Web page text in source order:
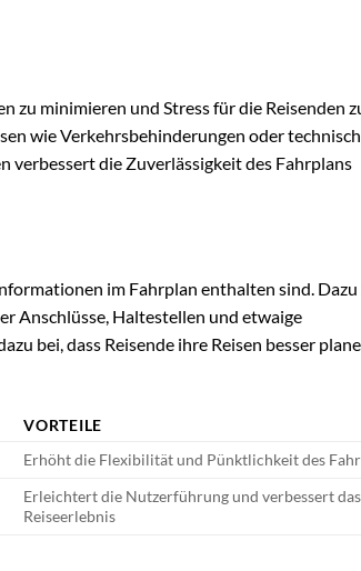
zu minimieren und Stress für die Reisenden
wie Verkehrsbehinderungen oder
verbessert die Zuverlässigkeit des Fahrplans
im Fahrplan enthalten sind. Dazu
Anschlüsse, Haltestellen und etwaige
bei, dass Reisende ihre Reisen besser
VORTEILE
Erhöht die Flexibilität und Pünktlichkeit des
Erleichtert die Nutzerführung und verbessert das
Reiseerlebnis